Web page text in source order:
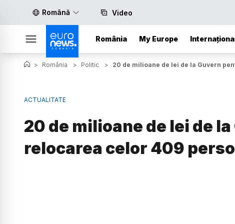
Română Video
România My Europe
> România > Politic > 20 de milioane de lei de la Guvern
ACTUALITATE
20 de milioane de lei de
relocarea celor 409